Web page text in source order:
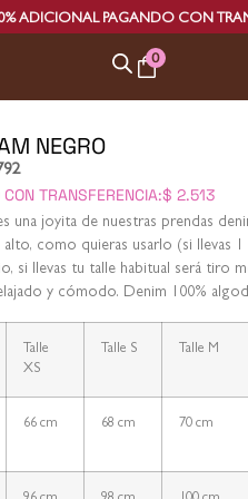
CON TRANSFERENCIA
0
NEGRO
CON TRANSFERENCIA:$ 2.513
una joyita de nuestras prendas
como quieras usarlo (si llevas 1
si llevas tu talle habitual será tiro
y cómodo. Denim 100%
Talle
XS
Talle S Talle M
66 cm 68 cm 70 cm